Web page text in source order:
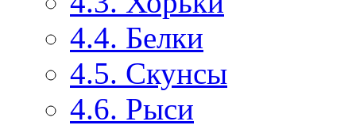
4.4. Белки
4.5. Скунсы
4.6. Рыси